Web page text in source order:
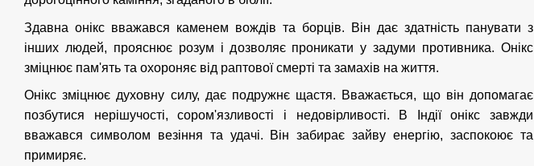
Здавна онікс вважався каменем вождів та борців. Він дає здатність панувати з
інших людей, прояснює розум і дозволяє проникати у задуми противника. Онікс
зміцнює пам'ять та охороняє від раптової смерті та замахів на життя.
Онікс зміцнює духовну силу, дає подружнє щастя. Вважається, що він допомагає
позбутися нерішучості, сором'язливості і недовірливості. В Індії онікс завжди
вважався символом везіння та удачі. Він забирає зайву енергію, заспокоює та
примиряє.